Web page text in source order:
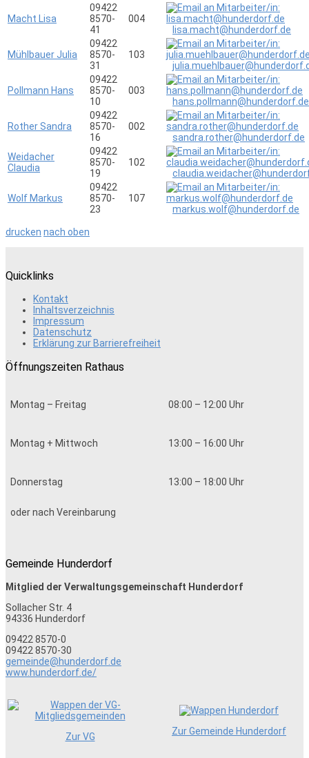
Macht Lisa
09422
8570-
41
004
lisa.macht@hunderdorf.de
Mühlbauer Julia
09422
8570-
31
103
Pollmann Hans
09422
8570-
10
003
hans.pollmann@hunderdorf.de
Rother Sandra
09422
8570-
16
002
sandra.rother@hunderdorf.de
Weidacher
Claudia
09422
8570-
19
102
Wolf Markus
09422
8570-
23
107
markus.wolf@hunderdorf.de
drucken nach oben
Quicklinks
Kontakt
Inhaltsverzeichnis
Impressum
Datenschutz
Erklärung zur Barrierefreiheit
Öffnungszeiten Rathaus
Montag – Freitag 08:00 – 12:00 Uhr
Montag + Mittwoch 13:00 – 16:00 Uhr
Donnerstag 13:00 – 18:00 Uhr
oder nach Vereinbarung
Gemeinde Hunderdorf
Mitglied der Verwaltungsgemeinschaft Hunderdorf
Sollacher Str. 4
94336 Hunderdorf
09422 8570-0
09422 8570-30
gemeinde@hunderdorf.de
www.hunderdorf.de/
Zur VG Zur Gemeinde Hunderdorf